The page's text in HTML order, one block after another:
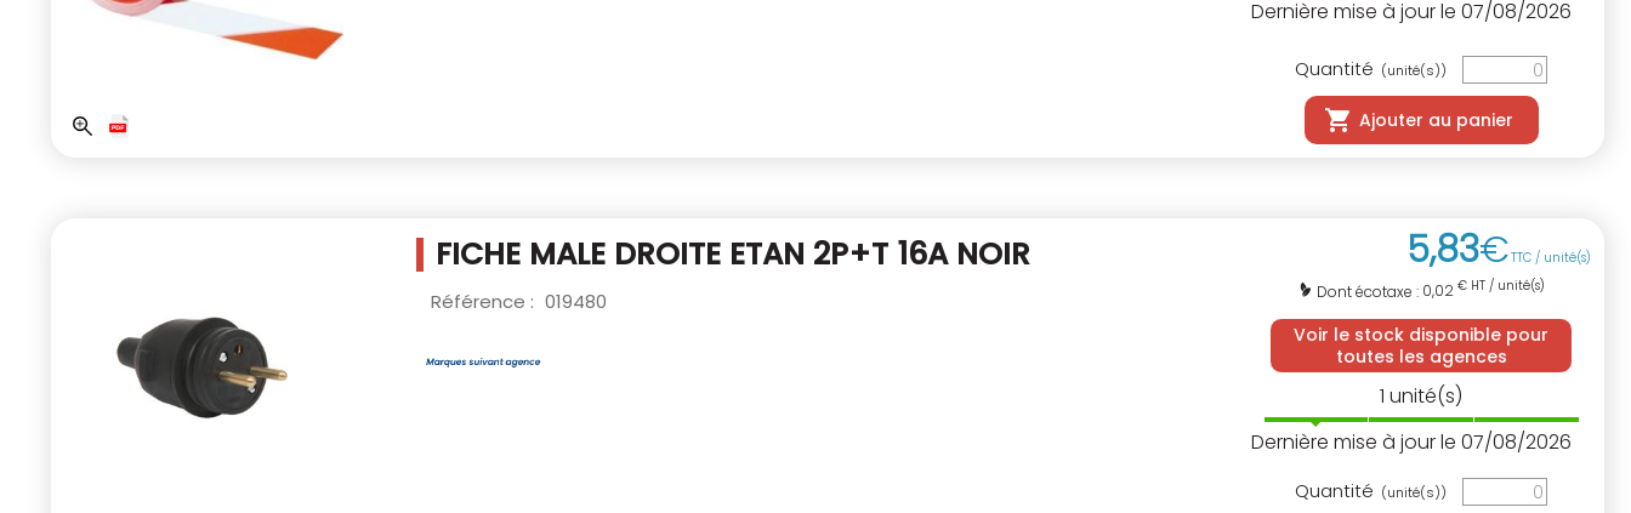
Dernière mise à jour le 07/08/2026
Quantité (unité(s))
Ajouter au panier
FICHE MALE DROITE ETAN 2P+T 16A NOIR
Référence : 019480
5,83€TTC / unité(s)
Dont écotaxe : 0,02 € HT / unité(s)
Voir le stock disponible pour
toutes les agences
1 unité(s)
Dernière mise à jour le 07/08/2026
Quantité (unité(s))